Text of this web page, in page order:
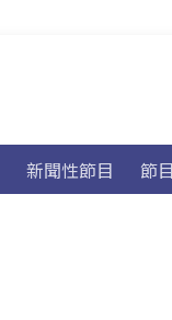
新聞性節目 節